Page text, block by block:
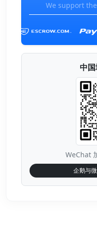
We support
中
WeChat
企鹅与